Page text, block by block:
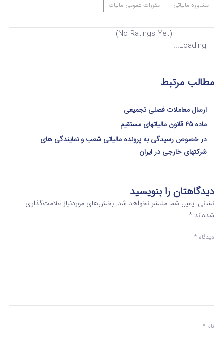
مشاوره مالیاتی
مقررات عمومی مالیات
(No Ratings Yet)
Loading...
مطالب مرتبط
ارسال معاملات فصلی تجمیعی
ماده 45 قانون مالیاتهای مستقیم
در خصوص رسیدگی به پرونده مالیاتی شعب و نمایندگی های
شرکتهای خارجی در ایران
دیدگاهتان را بنویسید
نشانی ایمیل شما منتشر نخواهد شد. بخش‌های موردنیاز علامت‌گذاری
شده‌اند *
دیدگاه *
نام *